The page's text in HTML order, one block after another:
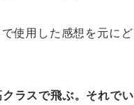
使用した感想を元にど
ラスで飛ぶ。それでい